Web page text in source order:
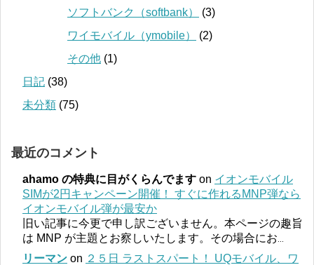
ソフトバンク（softbank）
(3)
ワイモバイル（ymobile）
(2)
その他 (1)
日記 (38)
未分類 (75)
最近のコメント
ahamo の特典に目がくらんでます on イオンモバイル
SIMが2円キャンペーン開催！ すぐに作れるMNP弾なら
イオンモバイル弾が最安か
旧い記事に今更で申し訳ございません。本ページの趣旨
は MNP が主題とお察しいたします。その場合にお
リーマン on ２５日 ラストスパート！ UQモバイル、ワ